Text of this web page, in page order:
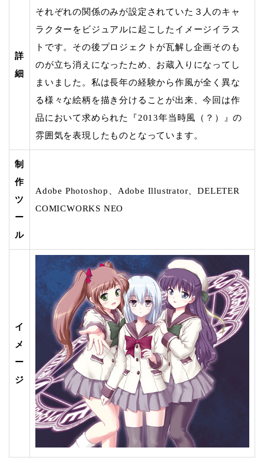
詳
細
それぞれの関係のみが設定されていた３人のキャ
ラクターをビジュアルに起こしたイメージイラス
トです。その後プロジェクトが瓦解し企画そのも
のが立ち消えになったため、お蔵入りになってし
まいました。私は長年の経験から作風が全く異な
る様々な絵柄を描き分けることが出来、今回は作
品において求められた『2013年当時風（？）』の
雰囲気を表現したものとなっています。
制
作
ツ
ー
ル
Adobe Photoshop、Adobe Illustrator、DELETER
COMICWORKS NEO
イ
メ
ー
ジ